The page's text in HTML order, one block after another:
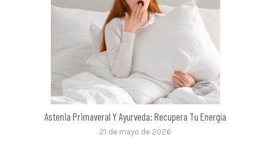
Astenia Primaveral Y Ayurveda: Recupera Tu Energía
21 de mayo de 2026